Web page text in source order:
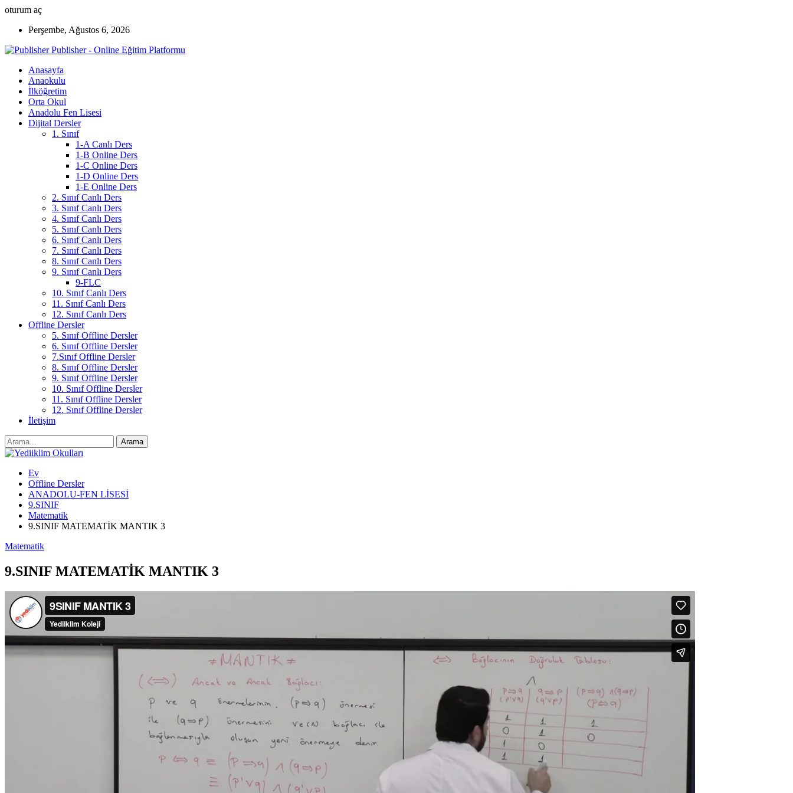
oturum aç
Perşembe, Ağustos 6, 2026
Publisher - Online Eğitim Platformu
Anasayfa
Anaokulu
İlköğretim
Orta Okul
Anadolu Fen Lisesi
Dijital Dersler
1. Sınıf
1-A Canlı Ders
1-B Online Ders
1-C Online Ders
1-D Online Ders
1-E Online Ders
2. Sınıf Canlı Ders
3. Sınıf Canlı Ders
4. Sınıf Canlı Ders
5. Sınıf Canlı Ders
6. Sınıf Canlı Ders
7. Sınıf Canlı Ders
8. Sınıf Canlı Ders
9. Sınıf Canlı Ders
9-FLC
10. Sınıf Canlı Ders
11. Sınıf Canlı Ders
12. Sınıf Canlı Ders
Offline Dersler
5. Sınıf Offline Dersler
6. Sınıf Offline Dersler
7.Sınıf Offline Dersler
8. Sınıf Offline Dersler
9. Sınıf Offline Dersler
10. Sınıf Offline Dersler
11. Sınıf Offline Dersler
12. Sınıf Offline Dersler
İletişim
Ev
Offline Dersler
ANADOLU-FEN LİSESİ
9.SINIF
Matematik
9.SINIF MATEMATİK MANTIK 3
Matematik
9.SINIF MATEMATİK MANTIK 3